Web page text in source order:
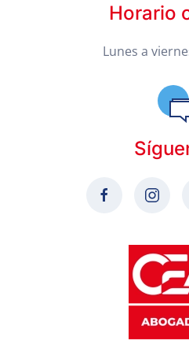
Horario
Lunes a